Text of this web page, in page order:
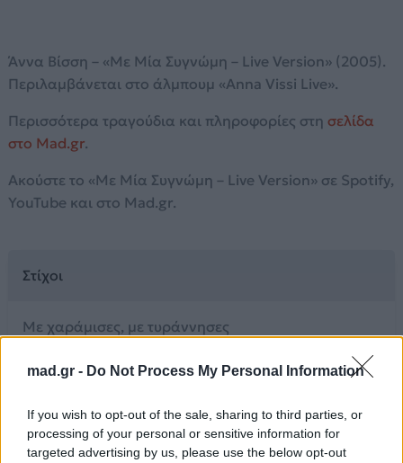
mad.gr - Do Not Process My Personal Information
If you wish to opt-out of the sale, sharing to third parties, or
processing of your personal or sensitive information for
targeted advertising by us, please use the below opt-out
Άννα Βίσση – «Με Μία Συγνώμη – Live Version» (2005).
Περιλαμβάνεται στο άλμπουμ «Anna Vissi Live».
Περισσότερα τραγούδια και πληροφορίες στη σελίδα
στο Mad.gr.
Ακούστε το «Με Μία Συγνώμη – Live Version» σε Spotify,
YouTube και στο Mad.gr.
Στίχοι
Με χαράμισες, με τυράννησες
σ’ απαρνήθηκα κι ας διαλύθηκα
Τώρα σαν μωρό πέφτω μα μπορώ
πια να προχωρήσω